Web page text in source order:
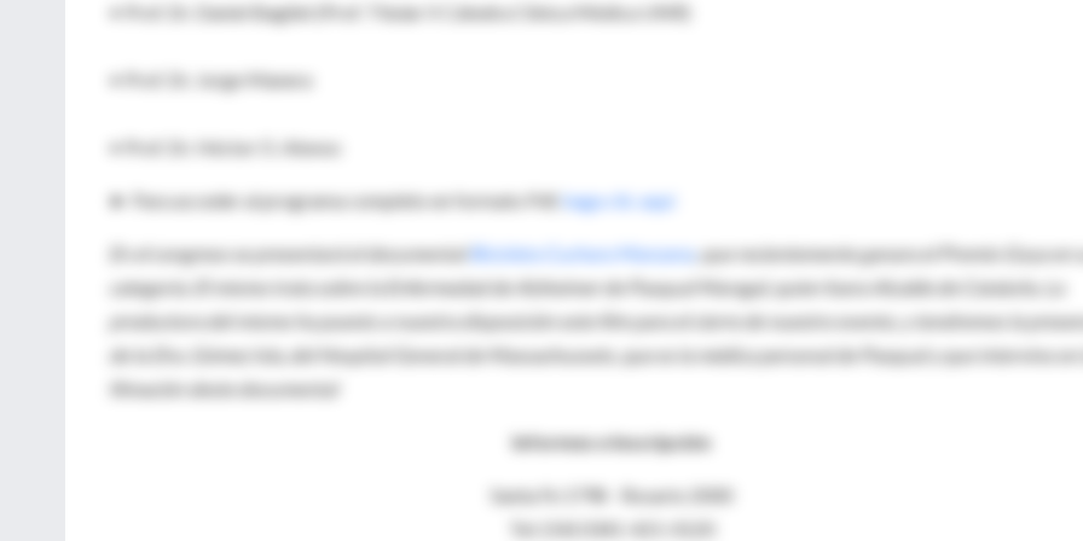
• Prof. Dr. Daniel Bagilet (Prof. Titular II Cátedra Clínica Médica UNR)
• Prof. Dr. Jorge Manera
• Prof. Dr. Héctor O. Alonso
► Para acceder al programa completo en formato Pdf, haga clic aqui
En el congreso se presentará el documental Bicicleta Cuchara Manzana, que recientemente ganara el Premio Goya en
categoría. El mismo trata sobre la Enfermedad de Alzheimer de Pasqual Maragal, quien fuera Alcalde de Cataluña. La
productora del mismo ha puesto a nuestra disposición este film para el cierre de nuestro evento, y tendremos la
de la Dra. Gómez Isla, del Hospital General de Massachussets, que es la médica personal de Pasqual y que intervino en
filmación deste documental
Informes e Inscripción
Santa Fe 1798 - Rosario 2000
Tel: (54) 0341-421-0120